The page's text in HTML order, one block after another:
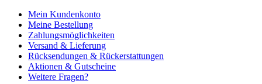
Mein Kundenkonto
Meine Bestellung
Zahlungsmöglichkeiten
Versand & Lieferung
Rücksendungen & Rückerstattungen
Aktionen & Gutscheine
Weitere Fragen?